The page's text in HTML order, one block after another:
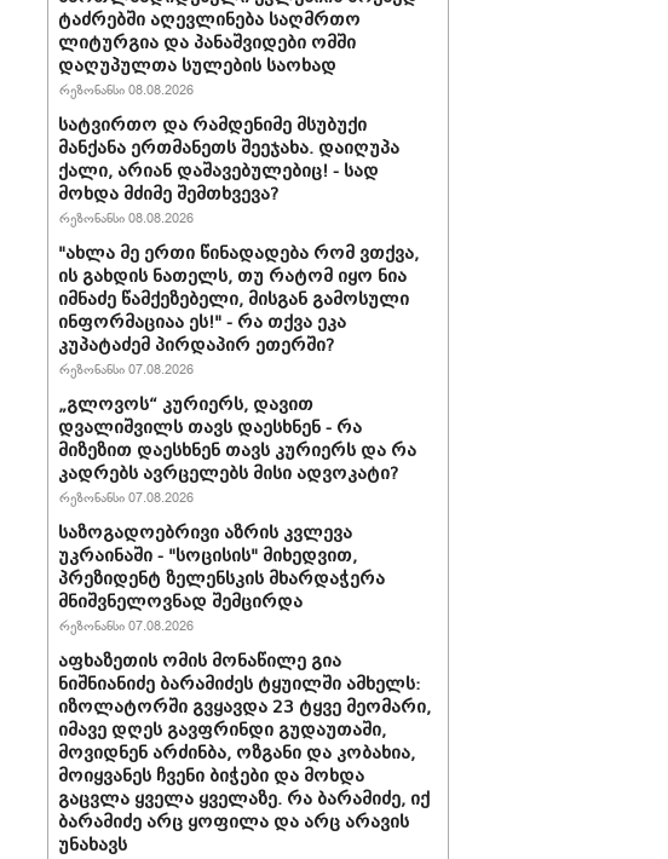
ტაძრებში აღევლინება საღმრთო
ლიტურგია და პანაშვიდები ომში
დაღუპულთა სულების საოხად
რეზონანსი 08.08.2026
სატვირთო და რამდენიმე მსუბუქი
მანქანა ერთმანეთს შეეჯახა. დაიღუპა
ქალი, არიან დაშავებულებიც! - სად
მოხდა მძიმე შემთხვევა?
რეზონანსი 08.08.2026
"ახლა მე ერთი წინადადება რომ ვთქვა,
ის გახდის ნათელს, თუ რატომ იყო ნია
იმნაძე წამქეზებელი, მისგან გამოსული
ინფორმაციაა ეს!" - რა თქვა ეკა
კუპატაძემ პირდაპირ ეთერში?
რეზონანსი 07.08.2026
„გლოვოს“ კურიერს, დავით
დვალიშვილს თავს დაესხნენ - რა
მიზეზით დაესხნენ თავს კურიერს და რა
კადრებს ავრცელებს მისი ადვოკატი?
რეზონანსი 07.08.2026
საზოგადოებრივი აზრის კვლევა
უკრაინაში - "სოცისის" მიხედვით,
პრეზიდენტ ზელენსკის მხარდაჭერა
მნიშვნელოვნად შემცირდა
რეზონანსი 07.08.2026
აფხაზეთის ომის მონაწილე გია
ნიშნიანიძე ბარამიძეს ტყუილში ამხელს:
იზოლატორში გვყავდა 23 ტყვე მეომარი,
იმავე დღეს გავფრინდი გუდაუთაში,
მოვიდნენ არძინბა, ოზგანი და კობახია,
მოიყვანეს ჩვენი ბიჭები და მოხდა
გაცვლა ყველა ყველაზე. რა ბარამიძე, იქ
ბარამიძე არც ყოფილა და არც არავის
უნახავს